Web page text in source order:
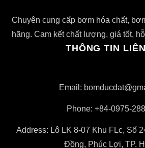
Chuyên cung cấp bơm hóa chất,
hãng. Cam kết chất lượng, giá tốt,
THÔNG TIN
Email:
Phone: +84-0975-
Address: Lô LK 8-07 Khu FLc, Số
Đồng, Phúc Lợi, TP.